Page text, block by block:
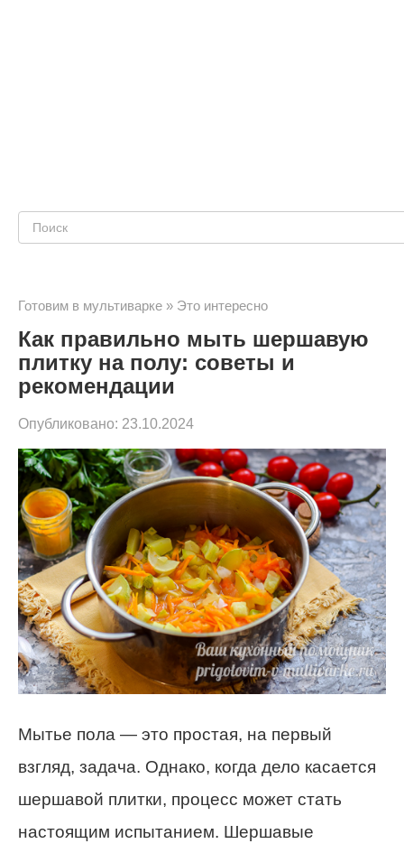
Поиск:
Готовим в мультиварке » Это интересно
Как правильно мыть шершавую
плитку на полу: советы и
рекомендации
Опубликовано: 23.10.2024
Мытье пола — это простая, на первый
взгляд, задача. Однако, когда дело касается
шершавой плитки, процесс может стать
настоящим испытанием. Шершавые